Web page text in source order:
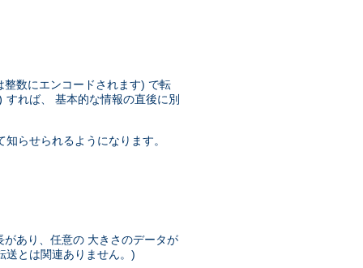
数にエンコードされます) で転
すれば、 基本的な情報の直後に別
らせられるようになります。
あり、任意の 大きさのデータが
送とは関連ありません。)